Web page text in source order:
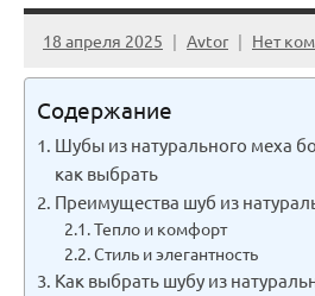
18 апреля 2025 Avtor Нет
Содержание
Шубы из натурального меха
как выбрать
Преимущества шуб из
Тепло и комфорт
Стиль и элегантность
Как выбрать шубу из